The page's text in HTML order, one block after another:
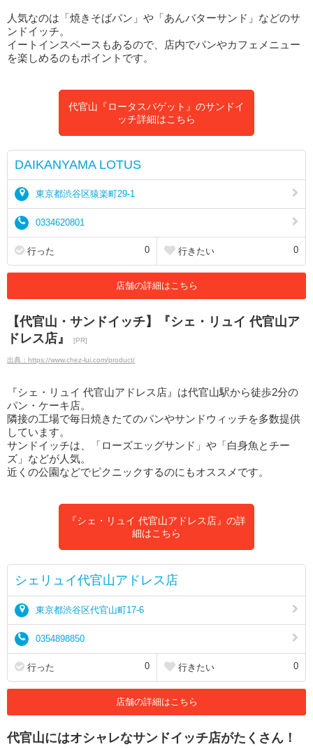
人気なのは「焼きそばパン」や「あんバターサンド」などのサ
ンドイッチ。
イートインスペースもあるので、店内でパンやカフェメニュー
を楽しめるのもポイントです。
代官山『ロータスバゲット』のサンドイ
ッチ詳細はこちら
DAIKANYAMA LOTUS
東京都渋谷区猿楽町29-1
0334620801
行った 0 行きたい 0
店舗の詳細はこちら
【代官山・サンドイッチ】『シェ・リュイ 代官山ア
ドレス店』
[PR]
出典：https://www.chez-lui.com/product/
『シェ・リュイ 代官山アドレス店』は代官山駅から徒歩2分の
パン・ケーキ店。
隣接の工場で毎日焼きたてのパンやサンドウィッチを多数提供
しています。
サンドイッチは、「ローズエッグサンド」や「白身魚とチー
ズ」などが人気。
近くの公園などでピクニックするのにもオススメです。
『シェ・リュイ 代官山アドレス店』の詳
細はこちら
シェリュイ代官山アドレス店
東京都渋谷区代官山町17-6
0354898850
行った 0 行きたい 0
店舗の詳細はこちら
代官山にはオシャレなサンドイッチ店がたくさん！